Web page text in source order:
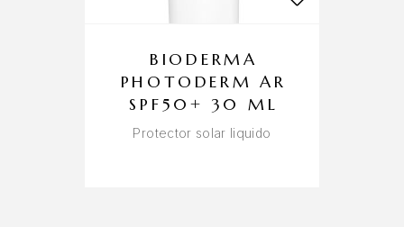
BIODERMA
PHOTODERM AR
SPF50+ 30 ML
Protector solar liquido